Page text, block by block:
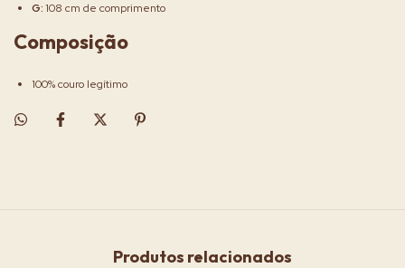
G:108 cm de comprimento
Composição
100% couro legítimo
Produtos relacionados